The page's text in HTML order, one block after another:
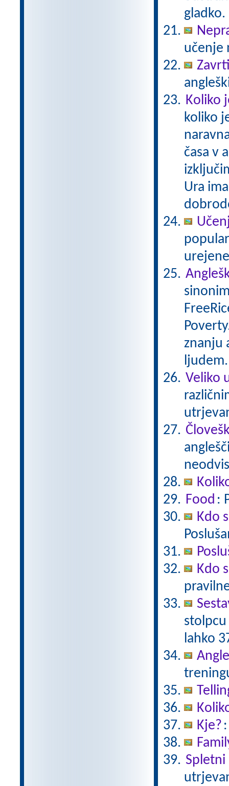
gladko.
učenje
Koliko
koliko
časa v
Ura
znanju
Veliko
Food :
Kdo
Kdo
stolpcu
lahko
Kje?
Spletni